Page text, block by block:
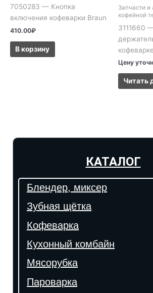
7050283 — Кнопка
включения кофеварки Braun
410.00₽
В корзину
Запчасти и
кофейной
3111660
Цену
Читать
КАТАЛОГ
Блендер, миксер
Зубная щётка
Кофеварка
Кухонный комбайн
Мясорубка
Пароварка